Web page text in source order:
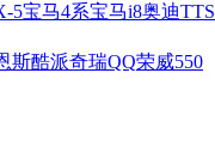
5宝马4系宝马i8奥迪TTS
斯酷派奇瑞QQ荣威550